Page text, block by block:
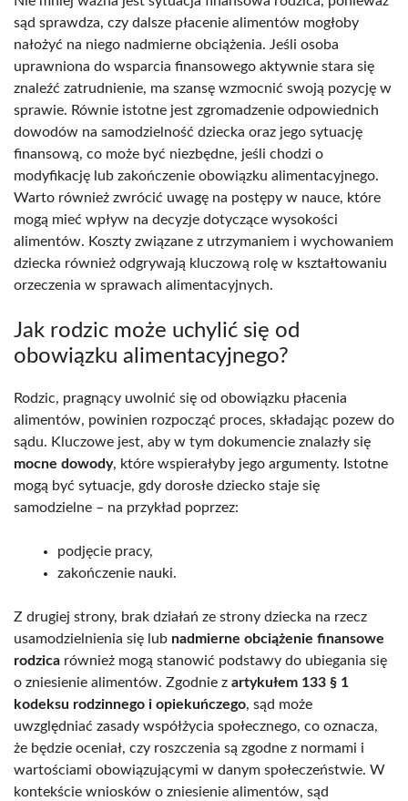
sąd sprawdza, czy dalsze płacenie alimentów mogłoby
nałożyć na niego nadmierne obciążenia. Jeśli osoba
uprawniona do wsparcia finansowego aktywnie stara się
znaleźć zatrudnienie, ma szansę wzmocnić swoją pozycję w
sprawie. Równie istotne jest zgromadzenie odpowiednich
dowodów na samodzielność dziecka oraz jego sytuację
finansową, co może być niezbędne, jeśli chodzi o
modyfikację lub zakończenie obowiązku alimentacyjnego.
Warto również zwrócić uwagę na postępy w nauce, które
mogą mieć wpływ na decyzje dotyczące wysokości
alimentów. Koszty związane z utrzymaniem i wychowaniem
dziecka również odgrywają kluczową rolę w kształtowaniu
orzeczenia w sprawach alimentacyjnych.
Jak rodzic może uchylić się od
obowiązku alimentacyjnego?
Rodzic, pragnący uwolnić się od obowiązku płacenia
alimentów, powinien rozpocząć proces, składając pozew do
sądu. Kluczowe jest, aby w tym dokumencie znalazły się
mocne dowody, które wspierałyby jego argumenty. Istotne
mogą być sytuacje, gdy dorosłe dziecko staje się
samodzielne – na przykład poprzez:
podjęcie pracy,
zakończenie nauki.
Z drugiej strony, brak działań ze strony dziecka na rzecz
usamodzielnienia się lub nadmierne obciążenie finansowe
rodzica również mogą stanowić podstawy do ubiegania się
o zniesienie alimentów. Zgodnie z artykułem 133 § 1
kodeksu rodzinnego i opiekuńczego, sąd może
uwzględniać zasady współżycia społecznego, co oznacza,
że będzie oceniał, czy roszczenia są zgodne z normami i
wartościami obowiązującymi w danym społeczeństwie. W
kontekście wniosków o zniesienie alimentów, sąd